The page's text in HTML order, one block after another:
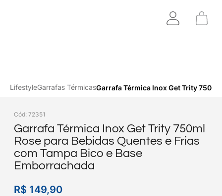
LifestyleGarrafas TérmicasGarrafa Térmica Inox Get Trity
Cód: 72351
Garrafa Térmica Inox Get Trity 750ml
Rose para Bebidas Quentes e Frias
com Tampa Bico e Base
Emborrachada
R$ 149,90